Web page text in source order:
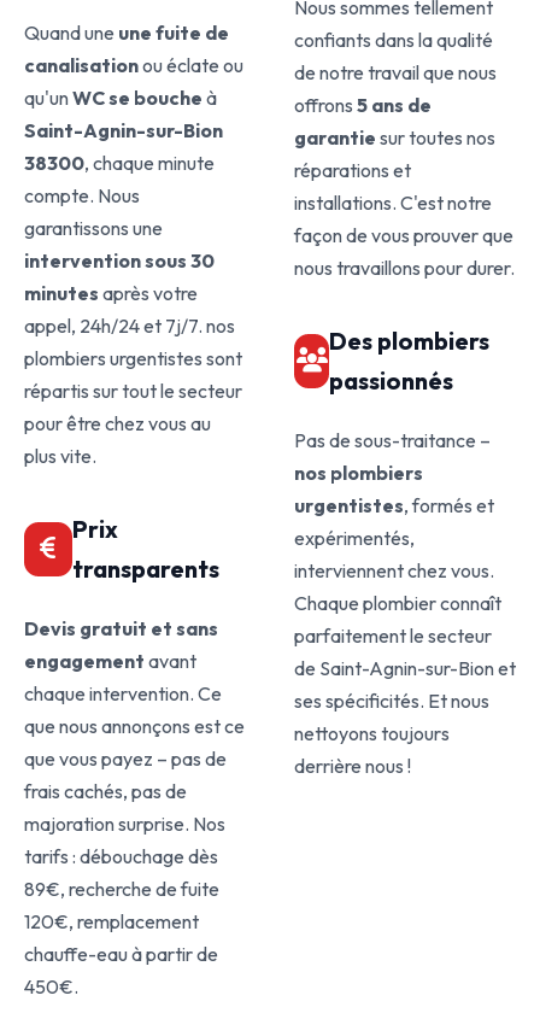
Quand une une fuite de
canalisationou éclate ou
qu'unWC se bouche à
Saint-Agnin-sur-Bion
38300, chaque minute
compte. Nous
garantissons une
intervention sous 30
minutes après votre
appel, 24h/24 et 7j/7. nos
plombiers urgentistes sont
répartis sur tout le secteur
pour être chez vous au
plus vite.
Prix
transparents
Devis gratuit et sans
engagement avant
chaque intervention. Ce
que nous annonçons est ce
que vous payez – pas de
frais cachés, pas de
majoration surprise. Nos
tarifs : débouchage dès
89€, recherche de fuite
120€, remplacement
chauffe-eau à partir de
450€.
Nous sommes tellement
confiants dans la qualité
de notre travail que nous
offrons 5 ans de
garantie sur toutes nos
réparations et
installations. C'est notre
façon de vous prouver que
nous travaillons pour durer.
Des plombiers
passionnés
Pas de sous-traitance –
nos plombiers
urgentistes, formés et
expérimentés,
interviennent chez vous.
Chaque plombier connaît
parfaitement le secteur
de Saint-Agnin-sur-Bion et
ses spécificités. Et nous
nettoyons toujours
derrière nous !